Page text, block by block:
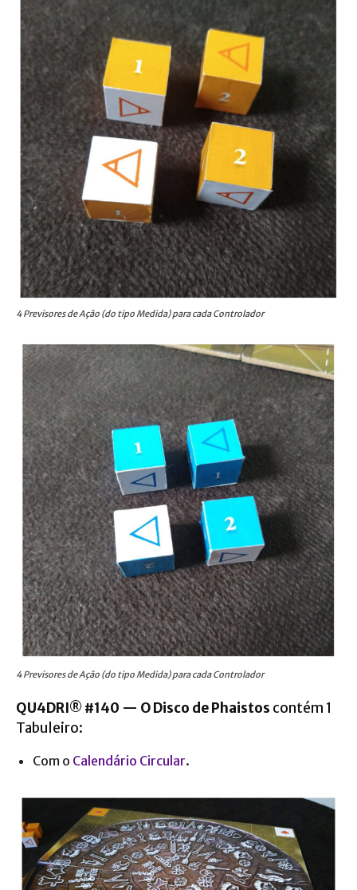
4 Previsores de Ação (do tipo Medida) para cada Controlador
4 Previsores de Ação (do tipo Medida) para cada Controlador
QU4DRI® #140 — O Disco de Phaistos contém 1
Tabuleiro:
Com o Calendário Circular.